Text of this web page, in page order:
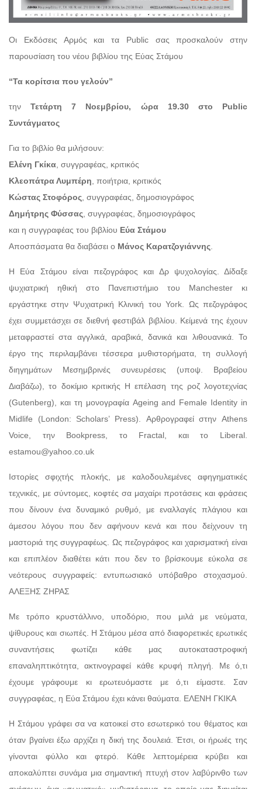
Οι Εκδόσεις Αρμός και τα Public σας προσκαλούν στην
παρουσίαση του νέου βιβλίου της Εύας Στάμου
“Τα κορίτσια που γελούν”
τηνΤετάρτη 7 Νοεμβρίου, ώρα 19.30 στο Public
Συντάγματος
Για το βιβλίο θα μιλήσουν:
Ελένη Γκίκα , συγγραφέας, κριτικός
Κλεοπάτρα Λυμπέρη , ποιήτρια, κριτικός
Κώστας Στοφόρος , συγγραφέας, δημοσιογράφος
Δημήτρης Φύσσας , συγγραφέας, δημοσιογράφος
και η συγγραφέας του βιβλίου Εύα Στάμου
Αποσπάσματα θα διαβάσει ο Μάνος Καρατζογιάννης
Η Εύα Στάμου είναι πεζογράφος και Δρ ψυχολογίας. Δίδαξε
ψυχιατρική ηθική στο Πανεπιστήμιο του Manchester κι
εργάστηκε στην Ψυχιατρική Κλινική του York. Ως πεζογράφος
έχει συμμετάσχει σε διεθνή φεστιβάλ βιβλίου. Κείμενά της έχουν
μεταφραστεί στα αγγλικά, αραβικά, δανικά και λιθουανικά. Το
έργο της περιλαμβάνει τέσσερα μυθιστορήματα, τη συλλογή
διηγημάτων Μεσημβρινές συνευρέσεις (υποψ. Βραβείου
Διαβάζω), το δοκίμιο κριτικής Η επέλαση της ροζ λογοτεχνίας
(Gutenberg), και τη μονογραφία Ageing and Female Identity in
Midlife (London: Scholars’ Press). Αρθρογραφεί στην Athens
Voice, την Bookpress, το Fractal, και το Liberal.
estamou@yahoo.co.uk
Ιστορίες σφιχτής πλοκής, με καλοδουλεμένες αφηγηματικές
τεχνικές, με σύντομες, κοφτές σα μαχαίρι προτάσεις και φράσεις
που δίνουν ένα δυναμικό ρυθμό, με εναλλαγές πλάγιου και
άμεσου λόγου που δεν αφήνουν κενά και που δείχνουν τη
μαστοριά της συγγραφέως. Ως πεζογράφος και χαρισματική είναι
και επιπλέον διαθέτει κάτι που δεν το βρίσκουμε εύκολα σε
νεότερους συγγραφείς: εντυπωσιακό υπόβαθρο στοχασμού.
AΛΕΞΗΣ ΖΗΡΑΣ
Με τρόπο κρυστάλλινο, υποδόριο, που μιλά με νεύματα,
ψίθυρους και σιωπές. Η Στάμου μέσα από διαφορετικές ερωτικές
συναντήσεις φωτίζει κάθε μας αυτοκαταστροφική
επαναληπτικότητα, ακτινογραφεί κάθε κρυφή πληγή. Με ό,τι
έχουμε γράφουμε κι ερωτευόμαστε με ό,τι είμαστε. Σαν
συγγραφέας, η Εύα Στάμου έχει κάνει θαύματα. ΕΛΕΝΗ ΓΚΙΚΑ
Η Στάμου γράφει σα να κατοικεί στο εσωτερικό του θέματος και
όταν βγαίνει έξω αρχίζει η δική της δουλειά. Έτσι, οι ήρωές της
γίνονται φύλλο και φτερό. Κάθε λεπτομέρεια κρύβει και
αποκαλύπτει συνάμα μια σημαντική πτυχή στον λαβύρινθο των